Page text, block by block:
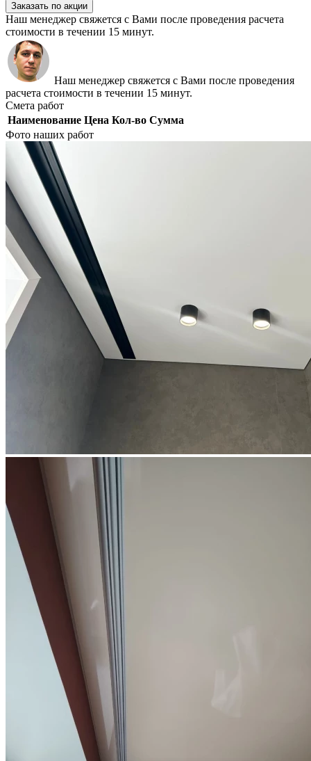
Заказать по акции
Наш менеджер свяжется с Вами после проведения расчета
стоимости в течении 15 минут.
Наш менеджер свяжется с Вами после проведения
расчета стоимости в течении 15 минут.
Смета работ
Наименование Цена Кол-во Сумма
Фото наших работ